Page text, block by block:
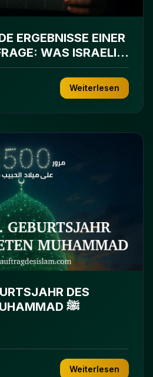
ERGEBNISSE EINER
WAS ISRAELIS
Weiterlesen
DES
PROPHETEN MUHAMMAD ﷺ
Weiterlesen